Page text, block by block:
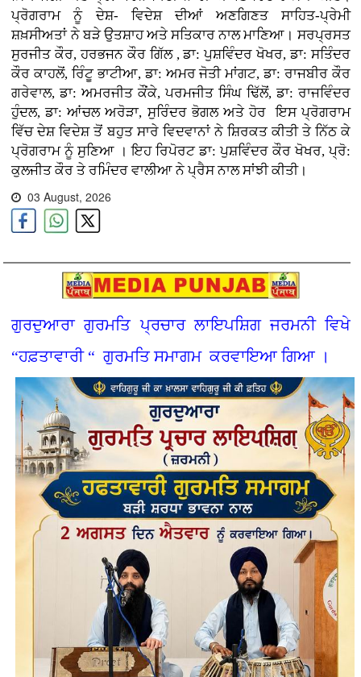
ਪ੍ਰੋਗਰਾਮ ਨੂੰ ਦੇਸ਼- ਵਿਦੇਸ਼ ਦੀਆਂ ਅਣਗਿਣਤ ਸਾਹਿਤ-ਪ੍ਰੇਮੀ
ਸ਼ਖ਼ਸੀਅਤਾਂ ਨੇ ਬੜੇ ਉਤਸ਼ਾਹ ਅਤੇ ਸਤਿਕਾਰ ਨਾਲ ਮਾਣਿਆ। ਸਰਪ੍ਰਸਤ
ਸੁਰਜੀਤ ਕੌਰ, ਹਰਭਜਨ ਕੌਰ ਗਿੱਲ , ਡਾ: ਪੁਸ਼ਵਿੰਦਰ ਖੋਖਰ, ਡਾ: ਸਤਿੰਦਰ
ਕੌਰ ਕਾਹਲੋਂ, ਰਿੰਟੂ ਭਾਟੀਆ, ਡਾ: ਅਮਰ ਜੋਤੀ ਮਾਂਗਟ, ਡਾ: ਰਾਜਬੀਰ ਕੌਰ
ਗਰੇਵਾਲ, ਡਾ: ਅਮਰਜੀਤ ਕੌਂਕੇ, ਪਰਮਜੀਤ ਸਿੰਘ ਢਿੱਲੋਂ, ਡਾ: ਰਾਜਵਿੰਦਰ
ਹੁੰਦਲ, ਡਾ: ਆਂਚਲ ਅਰੋੜਾ, ਸੁਰਿੰਦਰ ਭੋਗਲ ਅਤੇ ਹੋਰ ਇਸ ਪ੍ਰੋਗਰਾਮ
ਵਿੱਚ ਦੇਸ਼ ਵਿਦੇਸ਼ ਤੋਂ ਬਹੁਤ ਸਾਰੇ ਵਿਦਵਾਨਾਂ ਨੇ ਸ਼ਿਰਕਤ ਕੀਤੀ ਤੇ ਨਿੱਠ ਕੇ
ਪ੍ਰੋਗਰਾਮ ਨੂੰ ਸੁਣਿਆ । ਇਹ ਰਿਪੋਰਟ ਡਾ: ਪੁਸ਼ਵਿੰਦਰ ਕੌਰ ਖੋਖਰ, ਪ੍ਰੋ:
ਕੁਲਜੀਤ ਕੌਰ ਤੇ ਰਮਿੰਦਰ ਵਾਲੀਆ ਨੇ ਪ੍ਰੈਸ ਨਾਲ ਸਾਂਝੀ ਕੀਤੀ।
03 August, 2026
ਗੁਰਦੁਆਰਾ ਗੁਰਮਤਿ ਪ੍ਰਚਾਰ ਲਾਇਪਸ਼ਿਗ ਜਰਮਨੀ ਵਿਖੇ
“ਹਫ਼ਤਾਵਾਰੀ “ ਗੁਰਮਤਿ ਸਮਾਗਮ ਕਰਵਾਇਆ ਗਿਆ ।